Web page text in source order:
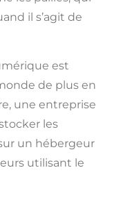
il s’agit de
est
de plus en
une entreprise
les
un hébergeur
utilisant le